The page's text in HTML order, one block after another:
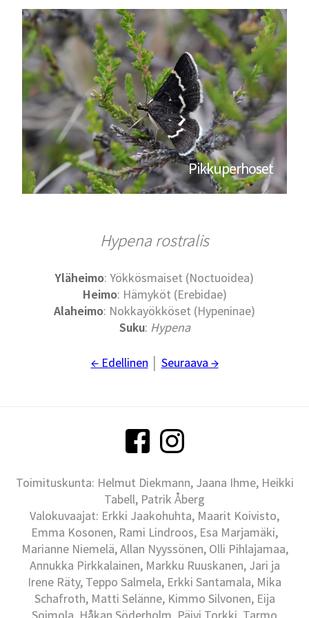
Pikkuperhoset
Hypena rostralis
Yläheimo: Yökkösmaiset (Noctuoidea)
Heimo: Hämyköt (Erebidae)
Alaheimo: Nokkayökköset (Hypeninae)
Suku: Hypena
← Edellinen Seuraava →
Toimituskunta: Helmut Diekmann, Jaana Ihme, Heikki
Tabell, Patrik Åberg
Valokuvaajat: Erkki Jaakohuhta, Maarit Koivisto,
Emma Kosonen, Rami Lindroos, Esa Marjamäki,
Marianne Niemelä, Allan Nyyssönen, Olli Pihlajamaa,
Annukka Pirkkalainen, Markku Ruuskanen, Jari ja
Irene Räty, Teppo Salmela, Erkki Santamala, Mika
Schafroth, Matti Selänne, Kimmo Silvonen, Eija